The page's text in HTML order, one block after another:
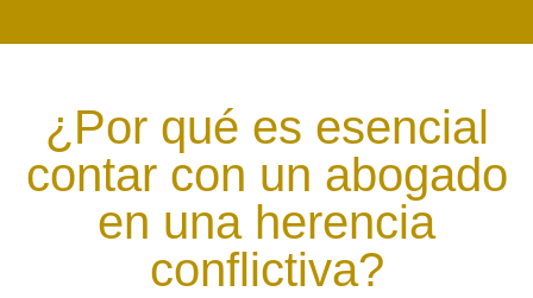
¿Por qué es esencial
contar con un abogado
en una herencia
conflictiva?